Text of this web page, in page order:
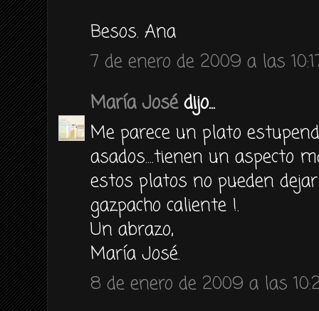
Besos. Ana
7 de enero de 2009 a las
María Josédijo...
Me parece un plato
asados....tienen un aspecto
estos platos no pueden
gazpacho caliente !.
Un abrazo,
María José.
8 de enero de 2009 a las